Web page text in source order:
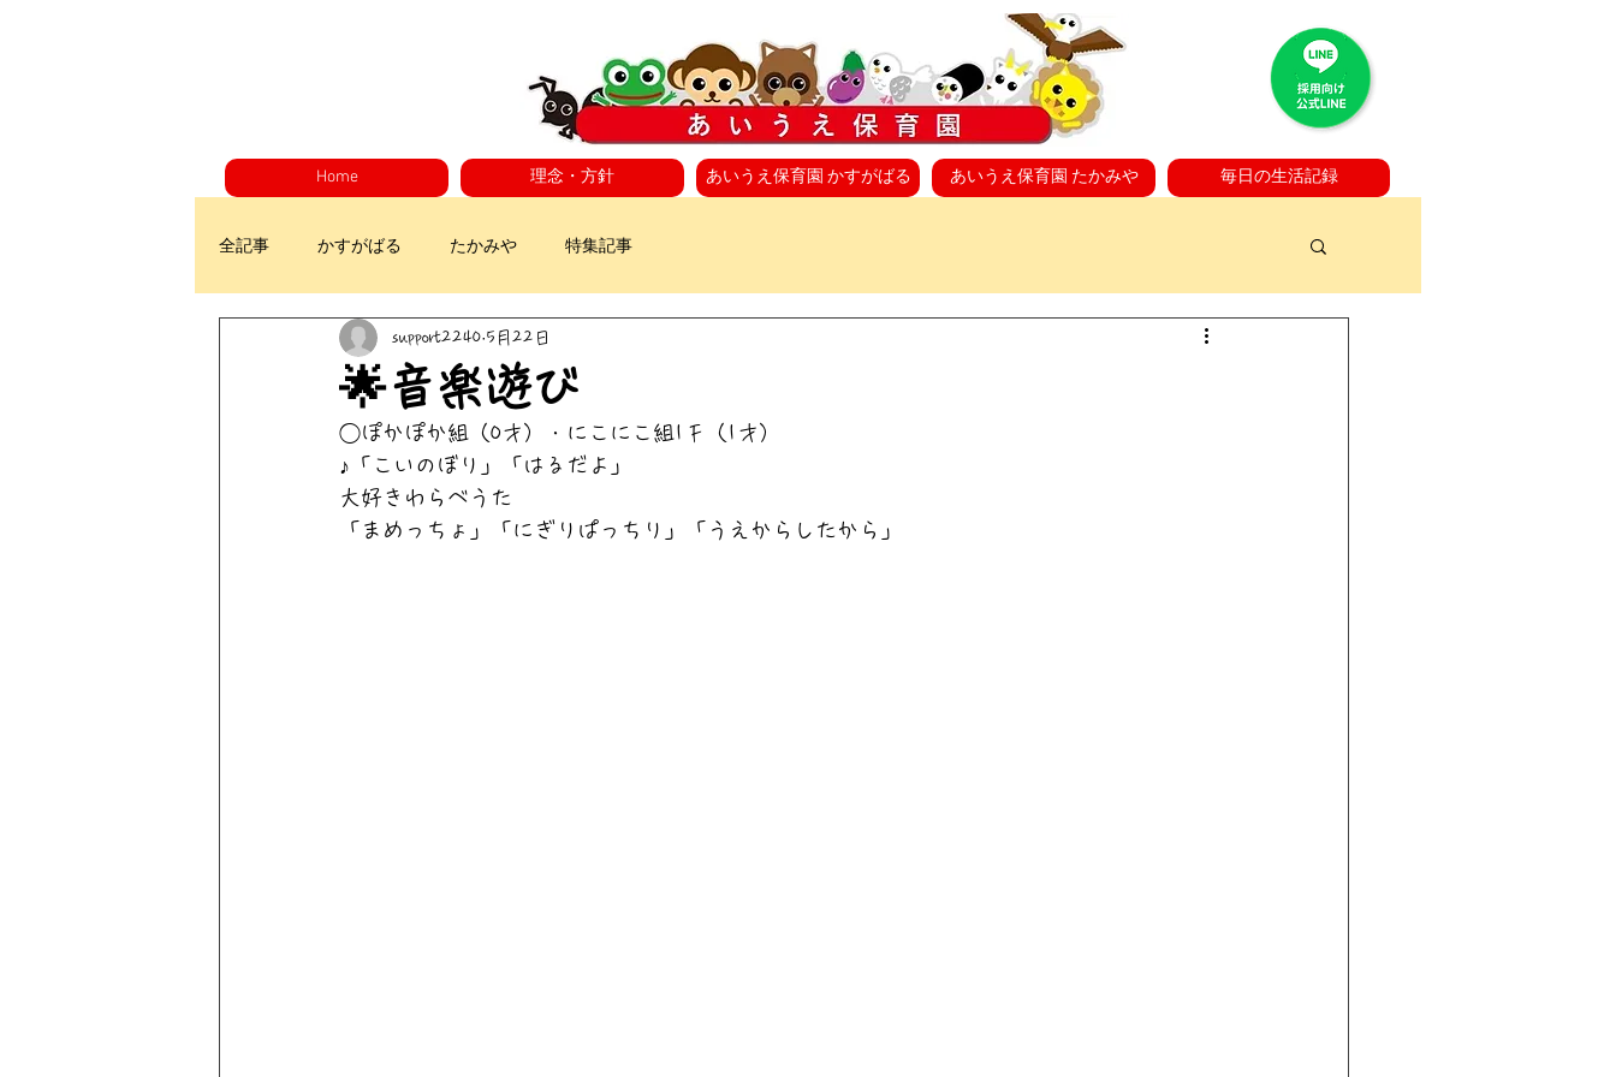
Home 理念・方針 あいうえ保育園 かすがばる あいうえ保育園 たかみや 毎日の生活記録
全記事 かすがばる たかみや 特集記事
🌟音楽遊び
support2240 5月22日
◯ぽかぽか組（0才）・にこにこ組1Ｆ（1才）
♪「こいのぼり」「はるだよ」
大好きわらべうた
「まめっちょ」「にぎりぱっちり」「うえからしたから」